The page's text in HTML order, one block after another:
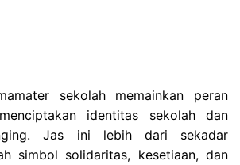
sekolah memainkan peran
identitas sekolah dan
Jas ini lebih dari sekadar
simbol solidaritas, kesetiaan, dan